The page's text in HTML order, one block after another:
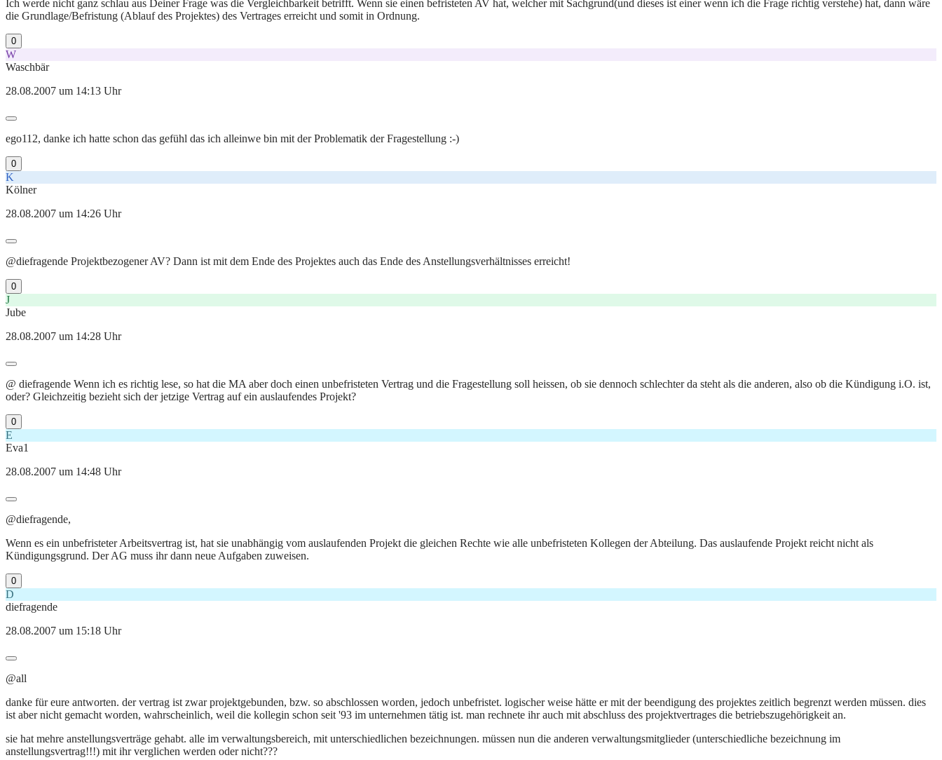
Ich werde nicht ganz schlau aus Deiner Frage was die Vergleichbarkeit betrifft. Wenn sie einen befristeten AV hat, welcher mit Sachgrund(und dieses ist einer wenn ich die Frage richtig verstehe) hat, dann wäre
die Grundlage/Befristung (Ablauf des Projektes) des Vertrages erreicht und somit in Ordnung.
0
W
Waschbär
28.08.2007 um 14:13 Uhr
ego112, danke ich hatte schon das gefühl das ich alleinwe bin mit der Problematik der Fragestellung :-)
0
K
Kölner
28.08.2007 um 14:26 Uhr
@diefragende Projektbezogener AV? Dann ist mit dem Ende des Projektes auch das Ende des Anstellungsverhältnisses erreicht!
0
J
Jube
28.08.2007 um 14:28 Uhr
@ diefragende Wenn ich es richtig lese, so hat die MA aber doch einen unbefristeten Vertrag und die Fragestellung soll heissen, ob sie dennoch schlechter da steht als die anderen, also ob die Kündigung i.O. ist,
oder? Gleichzeitig bezieht sich der jetzige Vertrag auf ein auslaufendes Projekt?
0
E
Eva1
28.08.2007 um 14:48 Uhr
@diefragende,
Wenn es ein unbefristeter Arbeitsvertrag ist, hat sie unabhängig vom auslaufenden Projekt die gleichen Rechte wie alle unbefristeten Kollegen der Abteilung. Das auslaufende Projekt reicht nicht als
Kündigungsgrund. Der AG muss ihr dann neue Aufgaben zuweisen.
0
D
diefragende
28.08.2007 um 15:18 Uhr
@all
danke für eure antworten. der vertrag ist zwar projektgebunden, bzw. so abschlossen worden, jedoch unbefristet. logischer weise hätte er mit der beendigung des projektes zeitlich begrenzt werden müssen. dies
ist aber nicht gemacht worden, wahrscheinlich, weil die kollegin schon seit '93 im unternehmen tätig ist. man rechnete ihr auch mit abschluss des projektvertrages die betriebszugehörigkeit an.
sie hat mehre anstellungsverträge gehabt. alle im verwaltungsbereich, mit unterschiedlichen bezeichnungen. müssen nun die anderen verwaltungsmitglieder (unterschiedliche bezeichnung im
anstellungsvertrag!!!) mit ihr verglichen werden oder nicht???